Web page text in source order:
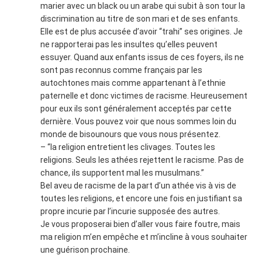
marier avec un black ou un arabe qui subit à son tour la
discrimination au titre de son mari et de ses enfants.
Elle est de plus accusée d’avoir “trahi” ses origines. Je
ne rapporterai pas les insultes qu’elles peuvent
essuyer. Quand aux enfants issus de ces foyers, ils ne
sont pas reconnus comme français par les
autochtones mais comme appartenant à l’ethnie
paternelle et donc victimes de racisme. Heureusement
pour eux ils sont généralement acceptés par cette
dernière. Vous pouvez voir que nous sommes loin du
monde de bisounours que vous nous présentez.
– “la religion entretient les clivages. Toutes les
religions. Seuls les athées rejettent le racisme. Pas de
chance, ils supportent mal les musulmans.”
Bel aveu de racisme de la part d’un athée vis à vis de
toutes les religions, et encore une fois en justifiant sa
propre incurie par l’incurie supposée des autres.
Je vous proposerai bien d’aller vous faire foutre, mais
ma religion m’en empêche et m’incline à vous souhaiter
une guérison prochaine.